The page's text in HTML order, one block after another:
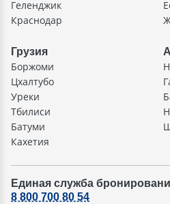
Геленджик
Краснодар
Грузия
Боржоми
Цхалтубо
Уреки
Тбилиси
Батуми
Кахетия
Единая служба
8 800 700 80 54